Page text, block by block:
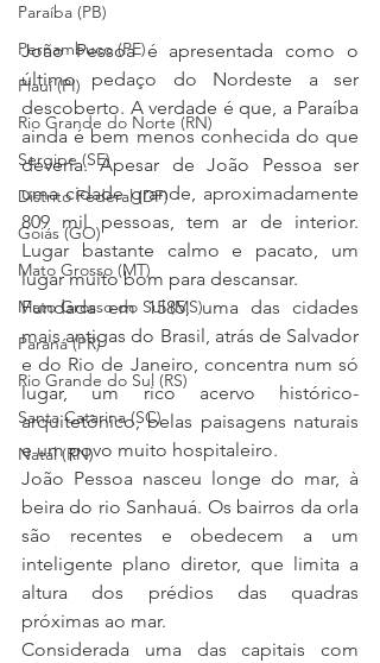
Paraíba (PB)
Pernambuco (PE)
Piauí (PI)
Rio Grande do Norte (RN)
Sergipe (SE)
Distrito Federal (DF)
Goiás (GO)
Mato Grosso (MT)
Mato Grosso do Sul (MS)
Paraná (PR)
Rio Grande do Sul (RS)
Santa Catarina (SC)
Natal (RN)
João Pessoa é apresentada como o
último pedaço do Nordeste a ser
descoberto. A verdade é que, a Paraíba
ainda é bem menos conhecida do que
deveria. Apesar de João Pessoa ser
uma cidade grande, aproximadamente
809 mil pessoas, tem ar de interior.
Lugar bastante calmo e pacato, um
lugar muito bom para descansar.
Fundada em 1585, uma das cidades
mais antigas do Brasil, atrás de Salvador
e do Rio de Janeiro, concentra num só
lugar, um rico acervo histórico-
arquitetônico, belas paisagens naturais
e um povo muito hospitaleiro.
João Pessoa nasceu longe do mar, à
beira do rio Sanhauá. Os bairros da orla
são recentes e obedecem a um
inteligente plano diretor, que limita a
altura dos prédios das quadras
próximas ao mar.
Considerada uma das capitais com